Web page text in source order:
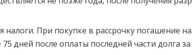
При покупке в рассрочку погашение
дней после оплаты последней части долга за